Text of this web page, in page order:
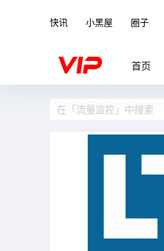
快讯 小黑屋 圈子
首页